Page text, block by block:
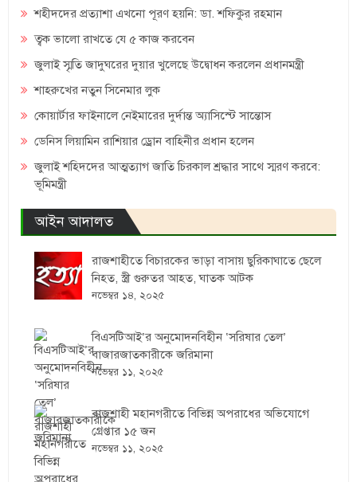
শহীদদের প্রত্যাশা এখনো পূরণ হয়নি: ডা. শফিকুর রহমান
ত্বক ভালো রাখতে যে ৫ কাজ করবেন
জুলাই স্মৃতি জাদুঘরের দুয়ার খুলেছে উদ্বোধন করলেন প্রধানমন্ত্রী
শাহরুখের নতুন সিনেমার লুক
কোয়ার্টার ফাইনালে নেইমারের দুর্দান্ত অ্যাসিস্টে সান্তোস
ডেনিস লিয়ামিন রাশিয়ার ড্রোন বাহিনীর প্রধান হলেন
জুলাই শহিদদের আত্মত্যাগ জাতি চিরকাল শ্রদ্ধার সাথে স্মরণ করবে:
ভূমিমন্ত্রী
আইন আদালত
রাজশাহীতে বিচারকের ভাড়া বাসায় ছুরিকাঘাতে ছেলে
নিহত, স্ত্রী গুরুতর আহত, ঘাতক আটক
নভেম্বর ১৪, ২০২৫
বিএসটিআই’র অনুমোদনবিহীন ‘সরিষার তেল’
বাজারজাতকারীকে জরিমানা
নভেম্বর ১১, ২০২৫
রাজশাহী মহানগরীতে বিভিন্ন অপরাধের অভিযোগে
গ্রেপ্তার ১৫ জন
নভেম্বর ১১, ২০২৫